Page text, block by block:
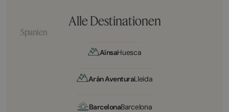
Alle Destinationen
Spanien
AínsaHuesca
Arán AventuraLleida
BarcelonaBarcelona